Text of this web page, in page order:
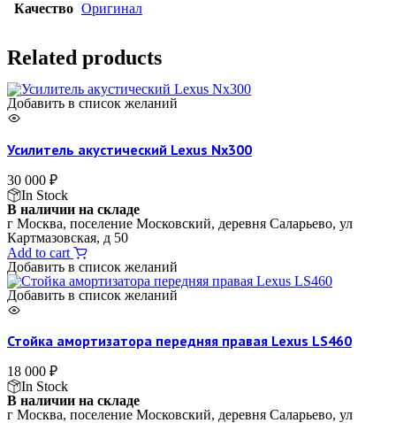
Качество Оригинал
Related products
Добавить в список желаний
Усилитель акустический Lexus Nx300
30 000 ₽
In Stock
В наличии на складе
г Москва, поселение Московский, деревня Саларьево, ул
Картмазовская, д 50
Add to cart
Добавить в список желаний
Добавить в список желаний
Стойка амортизатора передняя правая Lexus LS460
18 000 ₽
In Stock
В наличии на складе
г Москва, поселение Московский, деревня Саларьево, ул